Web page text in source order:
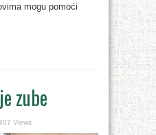
mogu pomoći
zube
Views